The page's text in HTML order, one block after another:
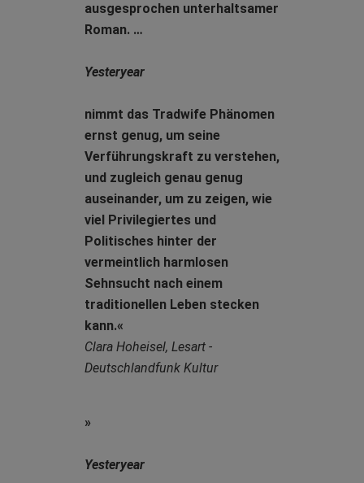
ausgesprochen unterhaltsamer
Roman. …
Yesteryear
nimmt das Tradwife Phänomen
ernst genug, um seine
Verführungskraft zu verstehen,
und zugleich genau genug
auseinander, um zu zeigen, wie
viel Privilegiertes und
Politisches hinter der
vermeintlich harmlosen
Sehnsucht nach einem
traditionellen Leben stecken
kann.«
Clara Hoheisel, Lesart -
Deutschlandfunk Kultur
»
Yesteryear